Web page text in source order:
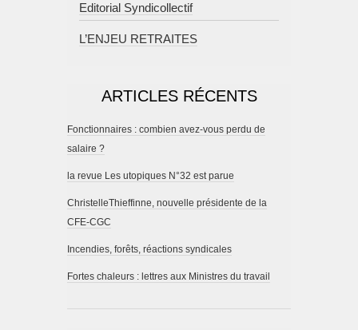
Editorial Syndicollectif
L’ENJEU RETRAITES
ARTICLES RÉCENTS
Fonctionnaires : combien avez-vous perdu de
salaire ?
la revue Les utopiques N°32 est parue
ChristelleThieffinne, nouvelle présidente de la
CFE-CGC
Incendies, forêts, réactions syndicales
Fortes chaleurs : lettres aux Ministres du travail